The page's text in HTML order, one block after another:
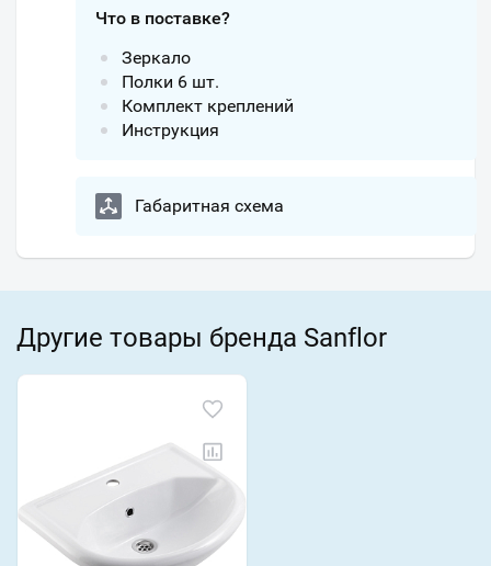
Что в поставке?
Зеркало
Полки 6 шт.
Комплект креплений
Инструкция
Габаритная схема
Другие товары бренда Sanflor